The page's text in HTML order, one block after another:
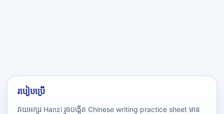
របៀបប្រើ
វាយអក្សរ Hanzi រួចបង្កើត Chinese writing practice sheet មាន